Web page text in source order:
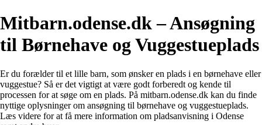
Mitbarn.odense.dk – Ansøgning
til Børnehave og Vuggestueplads
Er du forælder til et lille barn, som ønsker en plads i en børnehave eller
vuggestue? Så er det vigtigt at være godt forberedt og kende til
processen for at søge om en plads. På mitbarn.odense.dk kan du finde
nyttige oplysninger om ansøgning til børnehave og vuggestueplads.
Læs videre for at få mere information om pladsanvisning i Odense